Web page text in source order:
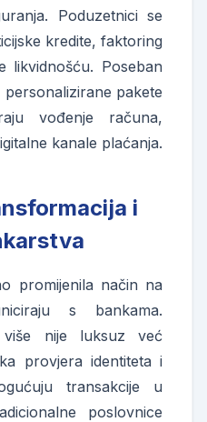
Poduzetnici se
kredite, faktoring
likvidnošću. Poseban
pakete
vođenje računa,
kanale plaćanja.
i
promijenila način na
s bankama.
više nije luksuz već
provjera identiteta i
transakcije u
poslovnice